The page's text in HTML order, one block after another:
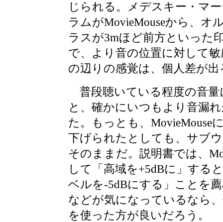
じられる。メデスキー・マ
ラムがMovieMouseから、オ
ラスが3mほど前方といった
で、より音の位置に対して
の辺りの感覚は、個人差が
普段聴いている程度の音量
と、確かにいつもより音漏
た。もっとも、MovieMouse
下げられたとしても、サブ
そのままだ。説明書では、
して「高域を+5dBに」する
ベルを-5dBにする」ことを
などが気になっているなら
を使った方が良いだろう。